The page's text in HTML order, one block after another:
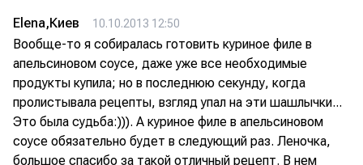
Elena,Киев 10.10.2013 12:50
Вообще-то я собиралась готовить куриное филе в
апельсиновом соусе, даже уже все необходимые
продукты купила; но в последнюю секунду, когда
пролистывала рецепты, взгляд упал на эти шашлычки...
Это была судьба:))). А куриное филе в апельсиновом
соусе обязательно будет в следующий раз. Леночка,
большое спасибо за такой отличный рецепт. В нем